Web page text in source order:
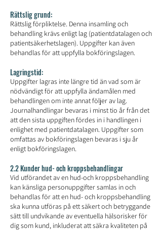
Rättslig grund:
Rättslig förpliktelse. Denna insamling och
behandling krävs enligt lag (patientdatalagen och
patientsäkerhetslagen). Uppgifter kan även
behandlas för att uppfylla bokföringslagen.
Lagringstid:
Uppgifter lagras inte längre tid än vad som är
nödvändigt för att uppfylla ändamålen med
behandlingen om inte annat följer av lag.
Journalhandlingar bevaras i minst tio år från det
att den sista uppgiften fördes in i handlingen i
enlighet med patientdatalagen. Uppgifter som
omfattas av bokföringslagen bevaras i sju år
enligt bokföringslagen.
2.2 Kunder hud- och kroppsbehandlingar
Vid utförandet av en hud-och kroppsbehandling
kan känsliga personuppgifter samlas in och
behandlas för att en hud- och kroppsbehandling
ska kunna utföras på ett säkert och betryggande
sätt till undvikande av eventuella hälsorisker för
dig som kund, inkluderat att säkra kvaliteten på